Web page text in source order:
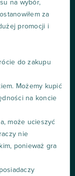
na wybór,
za
promocji i
do zakupu
Możemy kupić
na koncie
może ucieszyć
nie
ponieważ gra